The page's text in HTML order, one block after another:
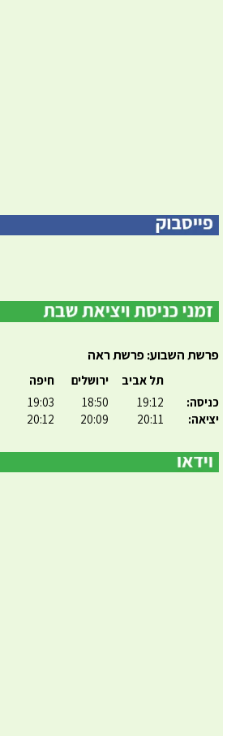
פרשת השבוע: פרשת ראה
כניסה:
יציאה:
תל אביב
19:12
20:11
ירושלים
18:50
20:09
חיפה
19:03
20:12